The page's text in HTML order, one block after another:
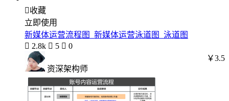
收藏
立即使用
新媒体运营流程图_新媒体运营泳道图_泳道图
 2.8k  5  0
资深架构师
￥3.5